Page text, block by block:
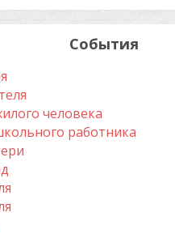
События
человека
работника